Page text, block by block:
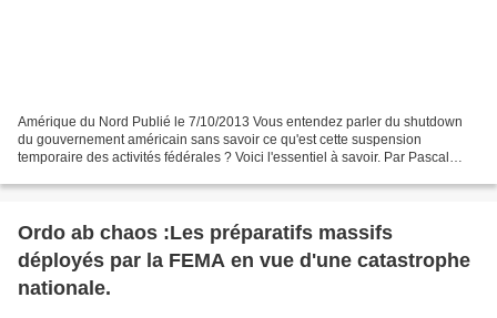
Amérique du Nord Publié le 7/10/2013 Vous entendez parler du shutdown
du gouvernement américain sans savoir ce qu'est cette suspension
temporaire des activités fédérales ? Voici l'essentiel à savoir. Par Pascal
Ordo ab chaos :Les préparatifs massifs
déployés par la FEMA en vue d'une catastrophe
nationale.